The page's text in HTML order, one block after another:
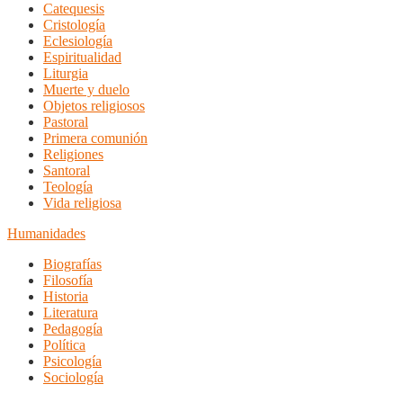
Catequesis
Cristología
Eclesiología
Espiritualidad
Liturgia
Muerte y duelo
Objetos religiosos
Pastoral
Primera comunión
Religiones
Santoral
Teología
Vida religiosa
Humanidades
Biografías
Filosofía
Historia
Literatura
Pedagogía
Política
Psicología
Sociología